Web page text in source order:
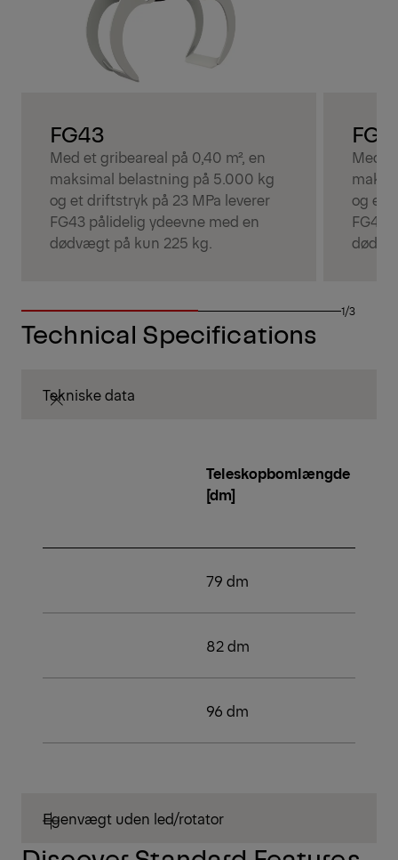
FG43
Med et gribeareal på 0,40 m², en
maksimal belastning på 5.000 kg
og et driftstryk på 23 MPa leverer
FG43 pålidelig ydeevne med en
dødvægt på kun 225 kg.
Med
og et
1/3
Technical Specifications
Tekniske data
Teleskopbomlængde
[dm]
79 dm
82 dm
96 dm
Egenvægt uden led/rotator